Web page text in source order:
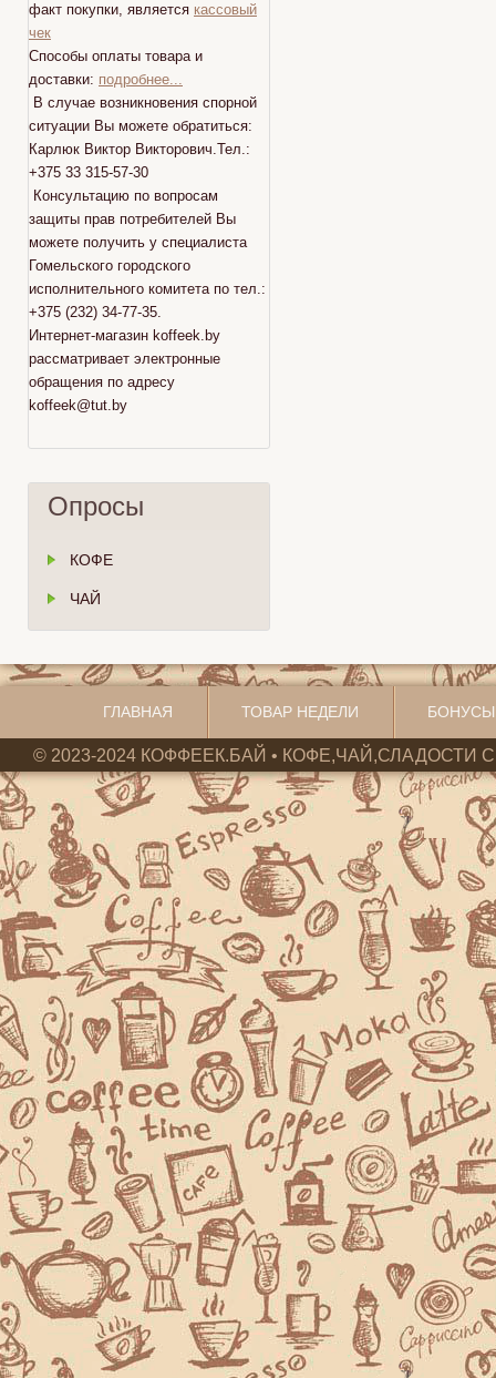
факт покупки, является кассовый
чек
Способы оплаты товара и
доставки: подробнее...
В случае возникновения спорной
ситуации Вы можете обратиться:
Карлюк Виктор Викторович.Тел.:
+375 33 315-57-30
Консультацию по вопросам
защиты прав потребителей Вы
можете получить у специалиста
Гомельского городского
исполнительного комитета по тел.:
+375 (232) 34-77-35.
Интернет-магазин koffeek.by
рассматривает электронные
обращения по адресу
koffeek@tut.by
Опросы
КОФЕ
ЧАЙ
ГЛАВНАЯ ТОВАР НЕДЕЛИ
© 2023-2024 КОФФЕЕК.БАЙ • КОФЕ,ЧАЙ,СЛАДОСТИ С